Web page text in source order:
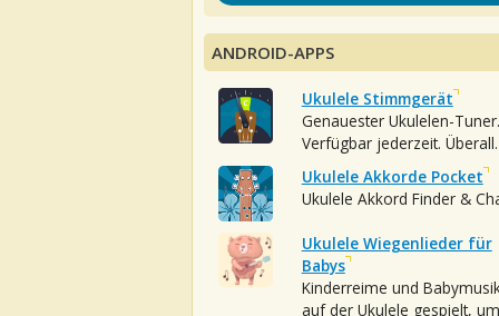
ANDROID-APPS
Ukulele Stimmgerät
Genauester Ukulelen-Tuner.
Verfügbar jederzeit. Überall.
Ukulele Akkorde Pocket
Ukulele Akkord Finder &
Ukulele Wiegenlieder für
Babys
Kinderreime und
auf der Ukulele gespielt, um